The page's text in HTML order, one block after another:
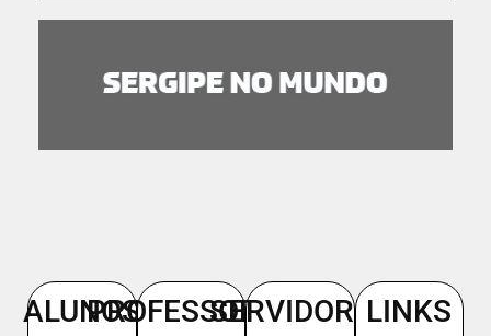
ALUNOSPROFESSORESSERVIDORESLINKS